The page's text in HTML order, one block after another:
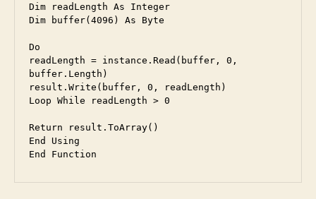
Dim readLength As Integer
Dim buffer(4096) As Byte
Do
readLength = instance.Read(buffer, 0,
buffer.Length)
result.Write(buffer, 0, readLength)
Loop While readLength > 0
Return result.ToArray()
End Using
End Function